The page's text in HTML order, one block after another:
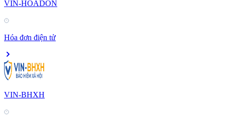
VIN-HOADON
Hóa đơn điện tử
VIN-BHXH